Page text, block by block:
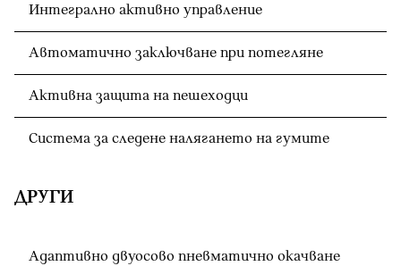
Интегрално активно управление
Автоматично заключване при потегляне
Активна защита на пешеходци
Система за следене налягането на гумите
ДРУГИ
Адаптивно двуосово пневматично окачване